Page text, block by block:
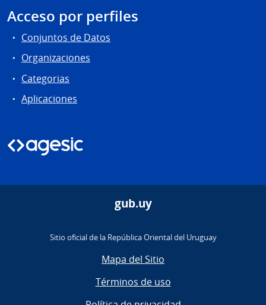
Acceso por perfiles
Conjuntos de Datos
Organizaciones
Categorias
Aplicaciones
gub.uy
Sitio oficial de la República Oriental del Uruguay
Mapa del Sitio
Términos de uso